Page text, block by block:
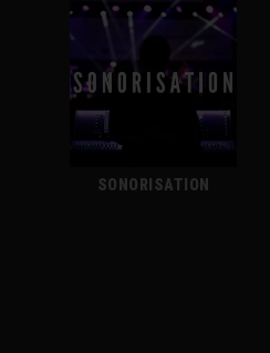
SONORISATION